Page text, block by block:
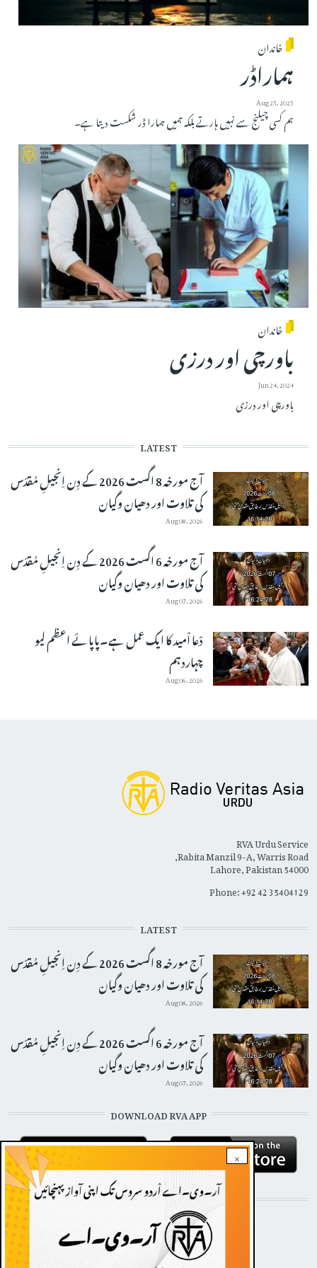
خاندان
ہماراڈر
Aug 25, 2025
ہم کسی چیلنج سے نہیں ہارتے بلکہ ہمیں ہمارا ڈر شکست دیتا ہے۔
خاندان
باورچی اور درزی
Jun 24, 2024
باورچی اور درزی
LATEST
آج مورخہ 8 اگست 2026 کے دِن اِنجیلِ مُقدّس
کی تلاوت اور دھیان وگیان
Aug 08, 2026
آج مورخہ 6 اگست 2026 کے دِن اِنجیلِ مُقدّس
کی تلاوت اور دھیان وگیان
Aug 07, 2026
دْعا اْمید کا ایک عمل ہے۔پاپائے اعظم لیو
چہاردہم
Aug 06, 2026
×
RVA Urdu Service
Rabita Manzil 9-A, Warris Road,
Lahore, Pakistan 54000
Phone: +92 42 35404129
LATEST
آج مورخہ 8 اگست 2026 کے دِن اِنجیلِ مُقدّس
کی تلاوت اور دھیان وگیان
Aug 08, 2026
آج مورخہ 6 اگست 2026 کے دِن اِنجیلِ مُقدّس
کی تلاوت اور دھیان وگیان
Aug 07, 2026
DOWNLOAD RVA APP
STAY CONNECTED WITH US!